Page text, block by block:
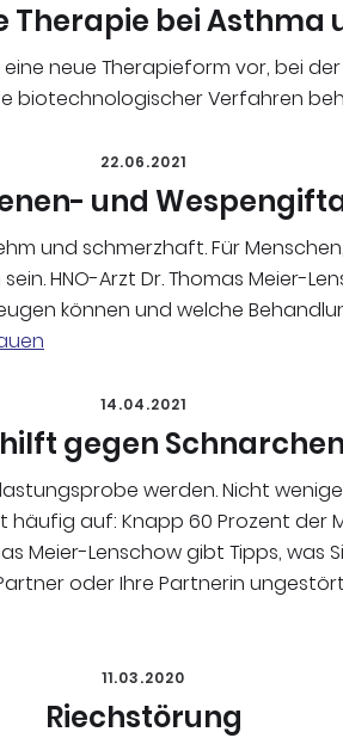
Therapie bei Asthma
eine neue Therapieform vor, bei
biotechnologischer Verfahren
22.06.2021
und
und schmerzhaft. Für
HNO-Arzt Dr. Thomas Meier-
können und welche
14.04.2021
gegen
werden. Nicht
häufig auf: Knapp 60 Prozent der
Meier-Lenschow gibt Tipps, was
oder Ihre Partnerin
11.03.2020
Riechstörung